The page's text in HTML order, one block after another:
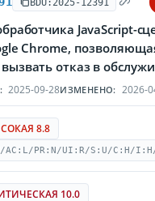
JavaScript-
Chrome,
отказ в
2025-09-28ИЗМЕНЕНО: 2026-
8.8
AC:L/PR:N/UI:R/S:U/C:H/
10.0